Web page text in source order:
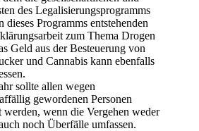
des Legalisierungsprogramms
dieses Programms entstehenden
zum Thema Drogen
Geld aus der Besteuerung von
und Cannabis kann ebenfalls
sollte allen wegen
gewordenen Personen
werden, wenn die Vergehen weder
noch Überfälle umfassen.